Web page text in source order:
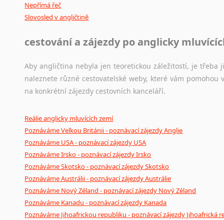
Nepřímá řeč
Slovosled v angličtině
cestování a zájezdy po anglicky
Aby angličtina nebyla jen teoretickou záležitostí, je
naleznete různé cestovatelské weby, které vám
na konkrétní zájezdy cestovních kanceláří.
Reálie anglicky mluvících zemí
Poznáváme Velkou Británii - poznávací zájezdy Anglie
Poznáváme USA - poznávací zájezdy USA
Poznáváme Irsko - poznávací zájezdy Irsko
Poznáváme Skotsko - poznávací zájezdy Skotsko
Poznáváme Austrálii - poznávací zájezdy Austrálie
Poznáváme Nový Zéland - poznávací zájezdy Nový Zéland
Poznáváme Kanadu - poznávací zájezdy Kanada
Poznáváme Jihoafrickou republiku - poznávací zájezdy Jihoafrická